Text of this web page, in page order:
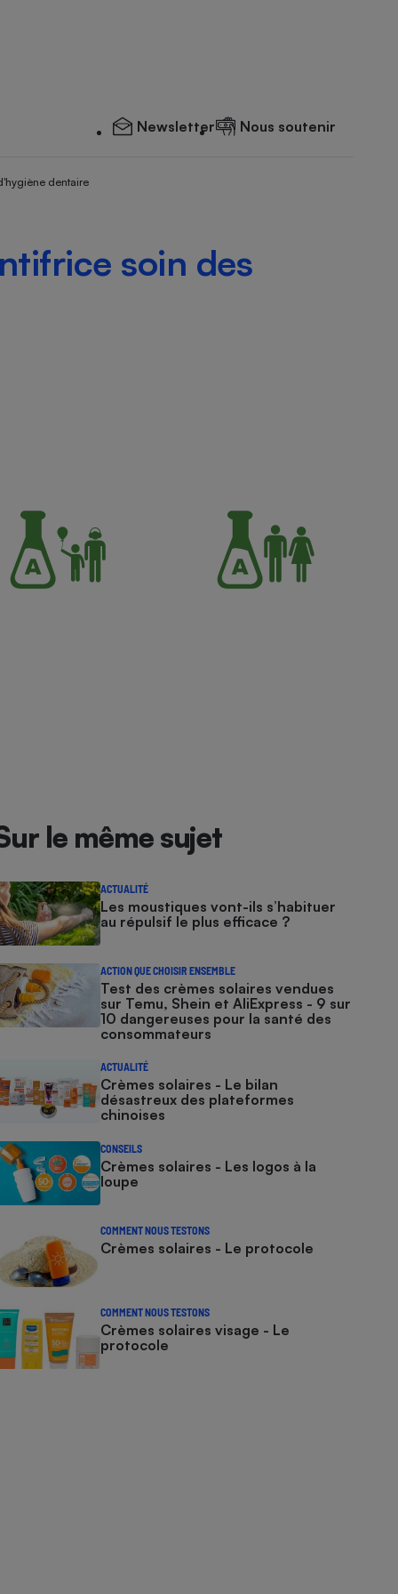
Newsletter Nous soutenir
dentaire
soin des
le même sujet
ACTUALITÉ
Les moustiques vont-ils s’habituer
au répulsif le plus efficace ?
ACTION QUE CHOISIR ENSEMBLE
Test des crèmes solaires vendues
sur Temu, Shein et AliExpress - 9 sur
10 dangereuses pour la santé des
consommateurs
ACTUALITÉ
Crèmes solaires - Le bilan
désastreux des plateformes
chinoises
CONSEILS
Crèmes solaires - Les logos à la
loupe
COMMENT NOUS TESTONS
Crèmes solaires - Le protocole
COMMENT NOUS TESTONS
Crèmes solaires visage - Le
protocole